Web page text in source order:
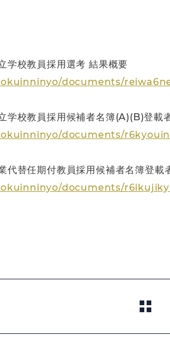
学校教員採用選考 結果概要
documents/
学校教員採用候補者名簿(A)(B)登載
documents/
代替任期付教員採用候補者名簿登載
documents/